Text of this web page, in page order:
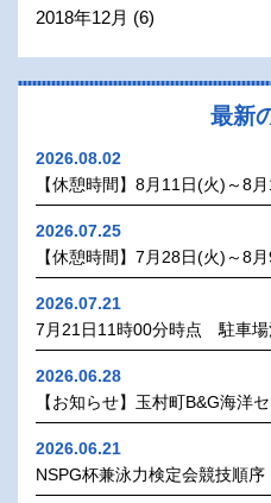
2018年12月 (6)
最新
2026.08.02
【休憩時間】8月11日(火)～8
2026.07.25
【休憩時間】7月28日(火)～8
2026.07.21
7月21日11時00分時点 駐車場
2026.06.28
【お知らせ】玉村町B&G海洋
2026.06.21
NSPG杯兼泳力検定会競技順